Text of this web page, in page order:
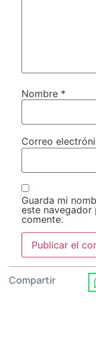
Nombre *
Correo
Guarda mi
este navegador
comente.
Compartir